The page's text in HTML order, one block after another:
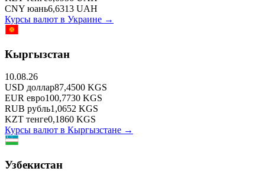
CNY юань6,6313 UAH
Курсы валют в Украине →
Кыргызстан
10.08.26
USD доллар87,4500 KGS
EUR евро100,7730 KGS
RUB рубль1,0652 KGS
KZT тенге0,1860 KGS
Курсы валют в Кыргызстане →
Узбекистан